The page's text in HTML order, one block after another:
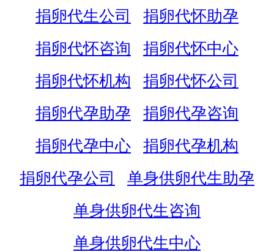
捐卵代生公司
捐卵代怀助孕
捐卵代怀咨询
捐卵代怀中心
捐卵代怀机构
捐卵代怀公司
捐卵代孕助孕
捐卵代孕咨询
捐卵代孕中心
捐卵代孕机构
捐卵代孕公司
单身供卵代生助孕
单身供卵代生咨询
单身供卵代生中心